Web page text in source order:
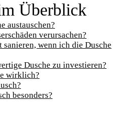
Überblick
austauschen?
verursachen?
wenn ich die Dusche
Dusche zu investieren?
wirklich?
besonders?